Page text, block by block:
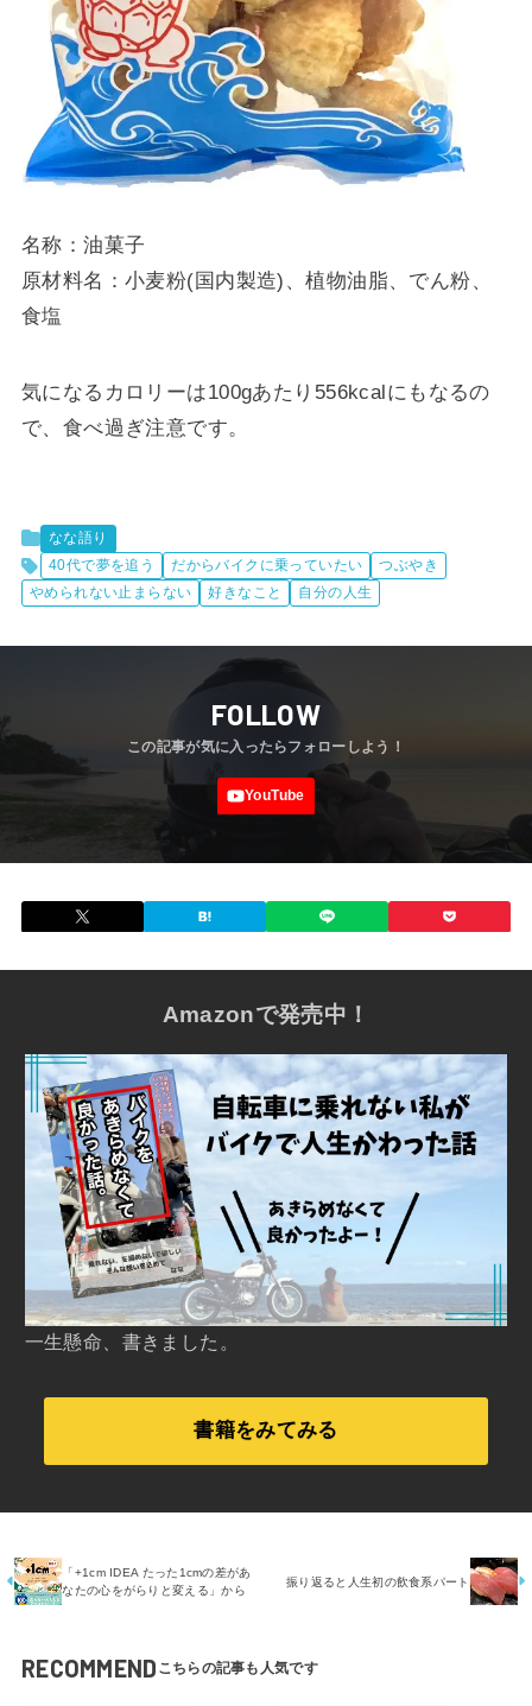
名称：油菓子
原材料名：小麦粉(国内製造)、植物油脂、でん粉、
食塩
気になるカロリーは100gあたり556kcalにもなるの
で、食べ過ぎ注意です。
なな語り
40代で夢を追う
だからバイクに乗っていたい
つぶやき
やめられない止まらない
好きなこと 自分の人生
FOLLOW
Amazonで発売中！
一生懸命、書きました。
書籍をみてみる
「+1cm IDEA たった1cmの差があ
なたの心をがらりと変える」から
振り返ると人生初の飲食系パート
RECOMMEND